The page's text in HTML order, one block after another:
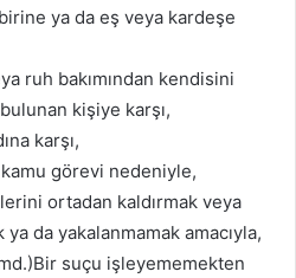
ya da eş veya kardeşe
ruh bakımından kendisini
kişiye karşı,
karşı,
görevi nedeniyle,
ortadan kaldırmak veya
da yakalanmamak amacıyla,
suçu işleyememekten